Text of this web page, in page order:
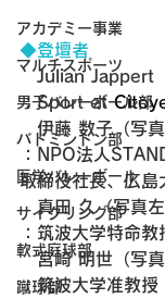
アカデミー事業
マルチスポーツ
男子バレーボール部
バドミントン部
医学バレーボール
サイクリング部
軟式庭球部
蹴球部
◆登壇者
Julian Jappert
：Sport et
伊藤 数子（写真
：NPO法人
取締役社長、広
真田 久（写真左
：筑波大学特命教
宮崎 明世（写真
：筑波大学准教授